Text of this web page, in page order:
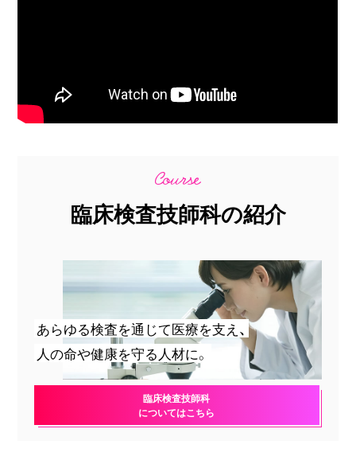
臨床検査技師科の紹介
あらゆる検査を通じて医療を支え、
人の命や健康を守る人材に。
臨床検査技師科
についてはこちら